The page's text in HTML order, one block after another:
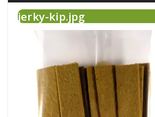
jerky-kip.jpg